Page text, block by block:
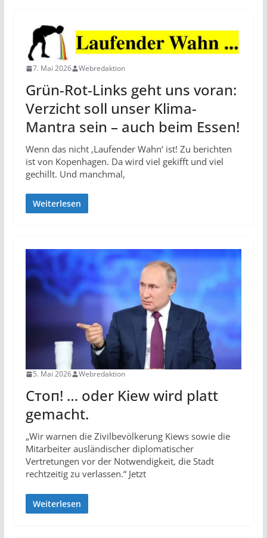
7. Mai 2026 Webredaktion
Grün-Rot-Links geht uns voran:
Verzicht soll unser Klima-
Mantra sein – auch beim Essen!
Wenn das nicht ‚Laufender Wahn‘ ist! Zu berichten
ist von Kopenhagen. Da wird viel gekifft und viel
gechillt. Und manchmal,
Weiterlesen
5. Mai 2026 Webredaktion
Стоп! … oder Kiew wird platt
gemacht.
„Wir warnen die Zivilbevölkerung Kiews sowie die
Mitarbeiter ausländischer diplomatischer
Vertretungen vor der Notwendigkeit, die Stadt
rechtzeitig zu verlassen.“ Jetzt
Weiterlesen